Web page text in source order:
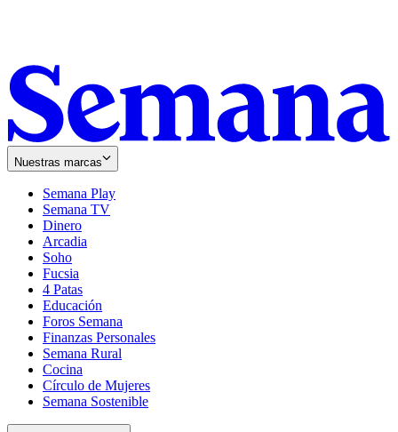
Nuestras marcas
Semana Play
Semana TV
Dinero
Arcadia
Soho
in
new
window
Fucsia
in
new
window
4 Patas
Educación
Foros Semana
Finanzas Personales
Semana Rural
Cocina
Círculo de Mujeres
Semana Sostenible